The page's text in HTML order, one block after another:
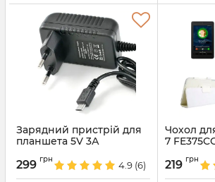
Зарядний пристрій для
планшета 5V 3А
299 грн
4.9 (6)
Чохол
7
219 грн